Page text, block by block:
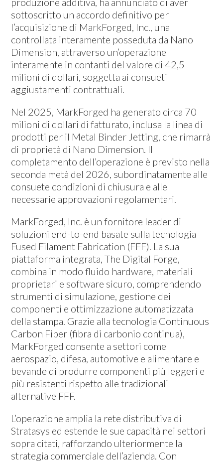
sottoscritto un accordo definitivo per
l’acquisizione di MarkForged, Inc., una
controllata interamente posseduta da Nano
Dimension, attraverso un’operazione
interamente in contanti del valore di 42,5
milioni di dollari, soggetta ai consueti
aggiustamenti contrattuali.
Nel 2025, MarkForged ha generato circa 70
milioni di dollari di fatturato, inclusa la linea di
prodotti per il Metal Binder Jetting, che rimarrà
di proprietà di Nano Dimension. Il
completamento dell’operazione è previsto nella
seconda metà del 2026, subordinatamente alle
consuete condizioni di chiusura e alle
necessarie approvazioni regolamentari.
MarkForged, Inc. è un fornitore leader di
soluzioni end-to-end basate sulla tecnologia
Fused Filament Fabrication (FFF). La sua
piattaforma integrata, The Digital Forge,
combina in modo fluido hardware, materiali
proprietari e software sicuro, comprendendo
strumenti di simulazione, gestione dei
componenti e ottimizzazione automatizzata
della stampa. Grazie alla tecnologia Continuous
Carbon Fiber (fibra di carbonio continua),
MarkForged consente a settori come
aerospazio, difesa, automotive e alimentare e
bevande di produrre componenti più leggeri e
più resistenti rispetto alle tradizionali
alternative FFF.
L’operazione amplia la rete distributiva di
Stratasys ed estende le sue capacità nei settori
sopra citati, rafforzando ulteriormente la
strategia commerciale dell’azienda. Con